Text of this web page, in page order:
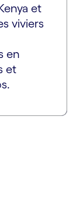
et
viviers
en
et